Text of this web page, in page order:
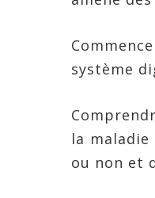
système
la
ou non et